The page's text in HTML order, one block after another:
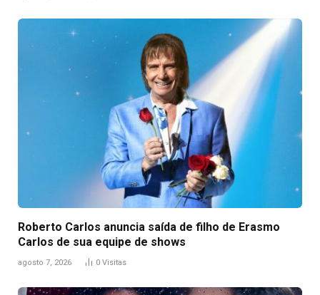
Roberto Carlos anuncia saída de filho de Erasmo
Carlos de sua equipe de shows
agosto 7, 2026 0 Visitas